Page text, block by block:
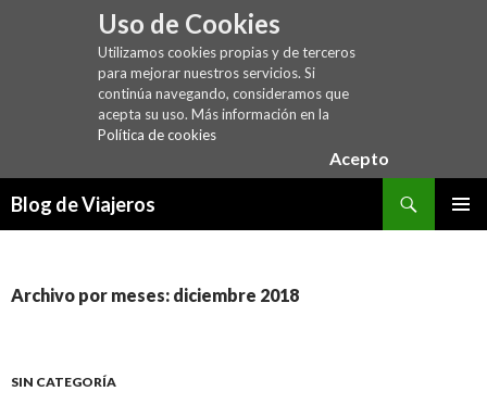
Uso de Cookies
Utilizamos cookies propias y de terceros
para mejorar nuestros servicios. Si
continúa navegando, consideramos que
acepta su uso. Más información en la
Política de cookies
Acepto
Blog de Viajeros
Archivo por meses: diciembre 2018
SIN CATEGORÍA